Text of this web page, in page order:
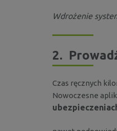
Wdrożenie
2.
Czas ręcznych
Nowoczesne